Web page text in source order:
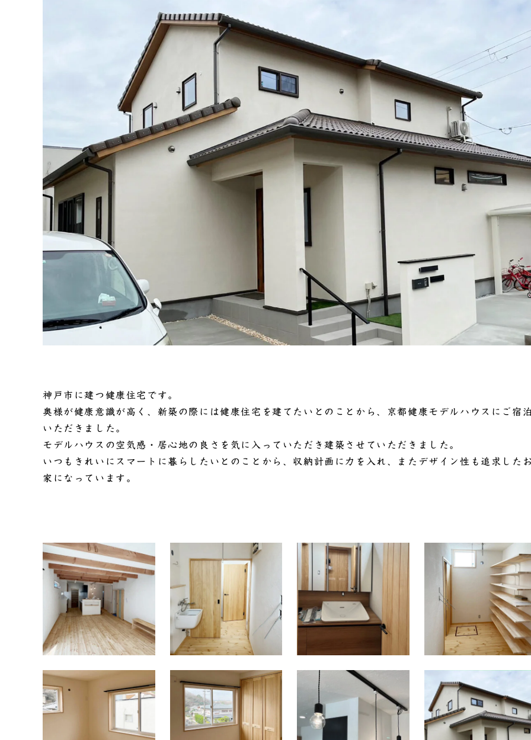
神戸市に建つ健康住宅です。
奥様が健康意識が高く、新築の際には健康住宅を建てたいとのことから、京都健康モデルハウスにご宿
いただきました。
モデルハウスの空気感・居心地の良さを気に入っていただき建築させていただきました。
いつもきれいにスマートに暮らしたいとのことから、収納計画に力を入れ、またデザイン性も追求した
家になっています。